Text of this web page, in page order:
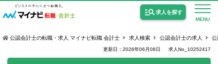
MENU
求人を探す
公認会計士の転職・求人 マイナビ転職 会計士 求人検索 公認会計士の求人 公
更新日：2026年06月08日 求人No_10252417